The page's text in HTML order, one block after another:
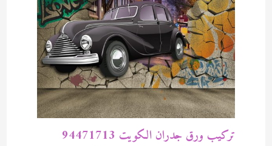
تركيب ورق جدران الكويت 94471713